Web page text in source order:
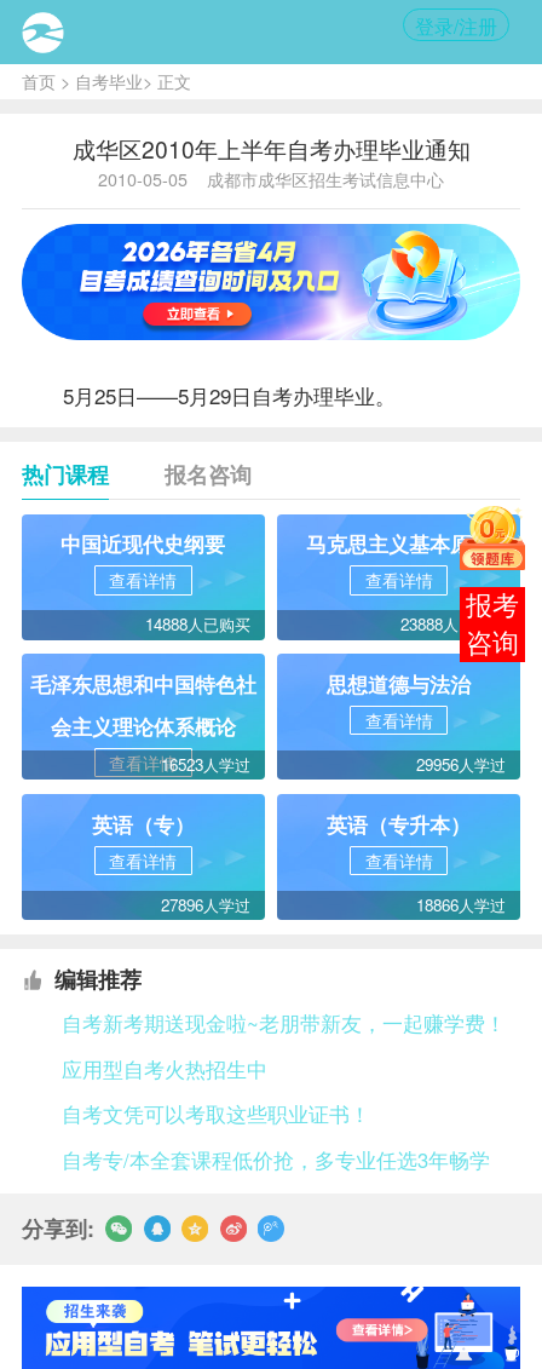
登录/注册
首页> 自考毕业> 正文
成华区2010年上半年自考办理毕业通知
2010-05-05 成都市成华区招生考试信息中心
5月25日——5月29日 自考办理毕业。
热门课程 报名咨询
中国近现代史纲要
查看详情
14888人已购买
马克思主义基本原理
查看详情
23888人已购买
毛泽东思想和中国特色社
会主义理论体系概论
查看详情16523人学过
思想道德与法治
查看详情
29956人学过
英语（专）
查看详情
27896人学过
英语（专升本）
查看详情
18866人学过
编辑推荐
自考新考期送现金啦~老朋带新友，一起赚学费！
应用型自考火热招生中
自考文凭可以考取这些职业证书！
自考专/本全套课程低价抢，多专业任选3年畅学
分享到:
报考
咨询